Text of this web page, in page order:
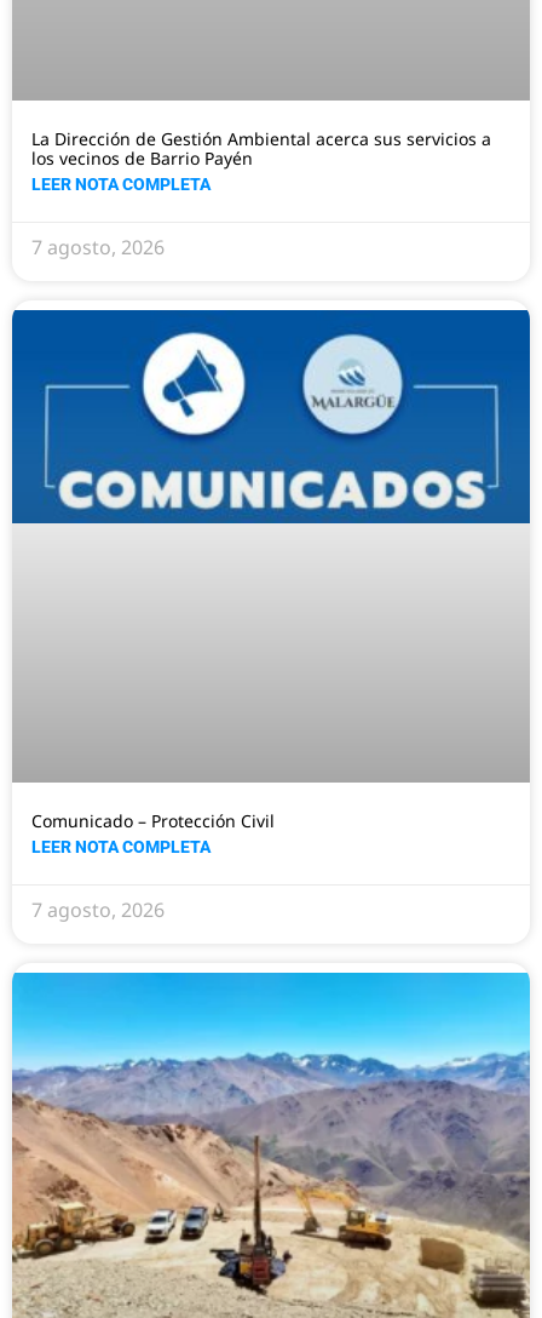
La Dirección de Gestión Ambiental acerca sus servicios a
los vecinos de Barrio Payén
LEER NOTA COMPLETA
7 agosto, 2026
Comunicado – Protección Civil
LEER NOTA COMPLETA
7 agosto, 2026